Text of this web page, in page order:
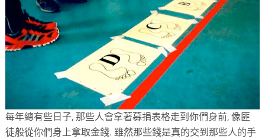
每年總有些日子, 那些人會拿著募捐表格走到你們身前, 像匪
徒般從你們身上拿取金錢. 雖然那些錢是真的交到那些人的手